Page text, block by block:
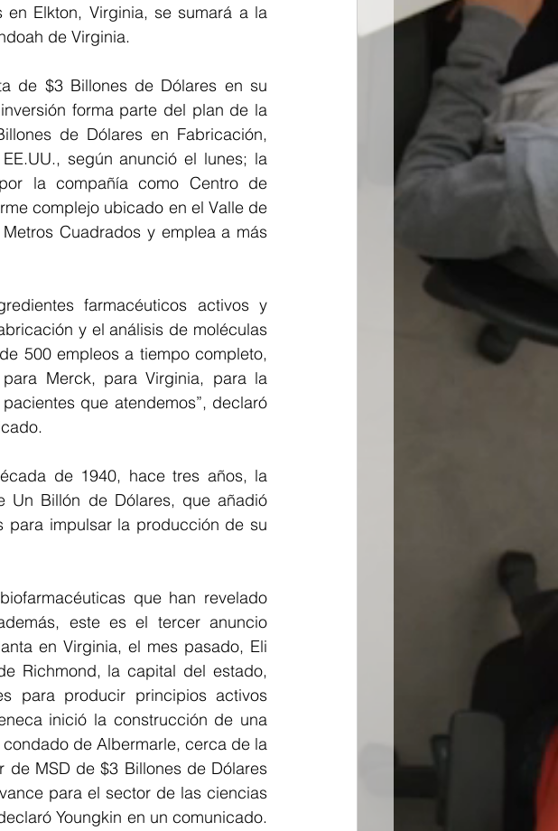
Elkton, Virginia, se sumará a la
de Virginia.
de $3 Billones de Dólares en su
forma parte del plan de la
de Dólares en Fabricación,
según anunció el lunes; la
la compañía como Centro de
complejo ubicado en el Valle de
Cuadrados y emplea a más
farmacéuticos activos y
y el análisis de moléculas
500 empleos a tiempo completo,
Merck, para Virginia, para la
que atendemos”, declaró
de 1940, hace tres años, la
Un Billón de Dólares, que añadió
para impulsar la producción de su
que han revelado
este es el tercer anuncio
en Virginia, el mes pasado, Eli
Richmond, la capital del estado,
para producir principios activos
inició la construcción de una
de Albermarle, cerca de la
de MSD de $3 Billones de Dólares
para el sector de las ciencias
Youngkin en un comunicado.